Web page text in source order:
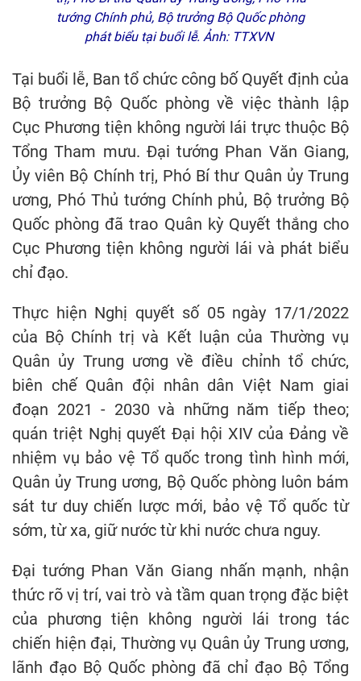
tướng Chính phủ, Bộ trưởng Bộ Quốc phòng
phát biểu tại buổi lễ. Ảnh: TTXVN
Tại buổi lễ, Ban tổ chức công bố Quyết định của
Bộ trưởng Bộ Quốc phòng về việc thành lập
Cục Phương tiện không người lái trực thuộc Bộ
Tổng Tham mưu. Đại tướng Phan Văn Giang,
Ủy viên Bộ Chính trị, Phó Bí thư Quân ủy Trung
ương, Phó Thủ tướng Chính phủ, Bộ trưởng Bộ
Quốc phòng đã trao Quân kỳ Quyết thắng cho
Cục Phương tiện không người lái và phát biểu
chỉ đạo.
Thực hiện Nghị quyết số 05 ngày 17/1/2022
của Bộ Chính trị và Kết luận của Thường vụ
Quân ủy Trung ương về điều chỉnh tổ chức,
biên chế Quân đội nhân dân Việt Nam giai
đoạn 2021 - 2030 và những năm tiếp theo;
quán triệt Nghị quyết Đại hội XIV của Đảng về
nhiệm vụ bảo vệ Tổ quốc trong tình hình mới,
Quân ủy Trung ương, Bộ Quốc phòng luôn bám
sát tư duy chiến lược mới, bảo vệ Tổ quốc từ
sớm, từ xa, giữ nước từ khi nước chưa nguy.
Đại tướng Phan Văn Giang nhấn mạnh, nhận
thức rõ vị trí, vai trò và tầm quan trọng đặc biệt
của phương tiện không người lái trong tác
chiến hiện đại, Thường vụ Quân ủy Trung ương,
lãnh đạo Bộ Quốc phòng đã chỉ đạo Bộ Tổng